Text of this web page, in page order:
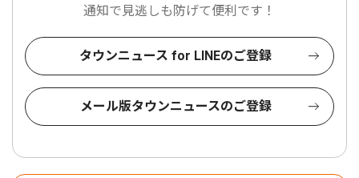
通知で見逃しも防げて便利です！
タウンニュース for LINEのご登録
メール版タウンニュースのご登録